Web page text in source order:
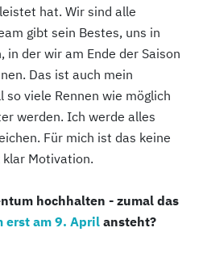
hat. Wir sind alle
gibt sein Bestes, uns in
in der wir am Ende der Saison
Das ist auch mein
viele Rennen wie möglich
werden. Ich werde alles
Für mich ist das keine
klar Motivation.
hochhalten - zumal das
erst am 9. Aprilansteht?